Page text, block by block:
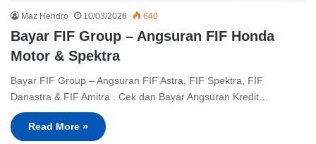
Maz Hendro 10/03/2026 640
Bayar FIF Group – Angsuran FIF Honda
Motor & Spektra
Bayar FIF Group – Angsuran FIF Astra, FIF Spektra, FIF
Danastra & FIF Amitra . Cek dan Bayar Angsuran Kredit…
Read More »